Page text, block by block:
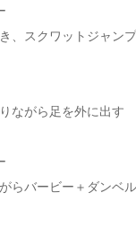
、スクワットジャン
ながら足を外に出す
らバービー＋ダンベル